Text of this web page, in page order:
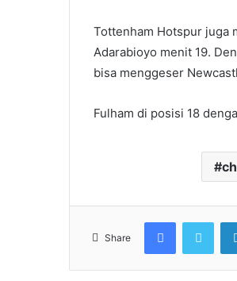
Tottenham Hotspur juga
Adarabioyo menit 19.
bisa menggeser
Fulham di posisi 18
Share
Facebook